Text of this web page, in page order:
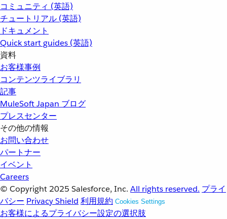
コミュニティ (英語)
チュートリアル (英語)
ドキュメント
Quick start guides (英語)
資料
お客様事例
コンテンツライブラリ
記事
MuleSoft Japan ブログ
プレスセンター
その他の情報
お問い合わせ
パートナー
イベント
Careers
© Copyright 2025 Salesforce, Inc. All rights reserved. プライ
バシー Privacy Shield 利用規約 Cookies Settings
お客様によるプライバシー設定の選択肢